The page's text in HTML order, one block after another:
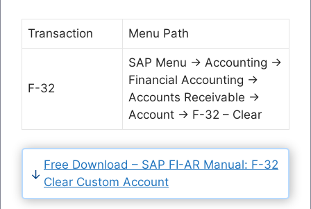
Transaction Menu Path
F-32
SAP Menu → Accounting →
Financial Accounting →
Accounts Receivable →
Account → F-32 – Clear
Free Download – SAP FI-AR Manual: F-32
Clear Custom Account